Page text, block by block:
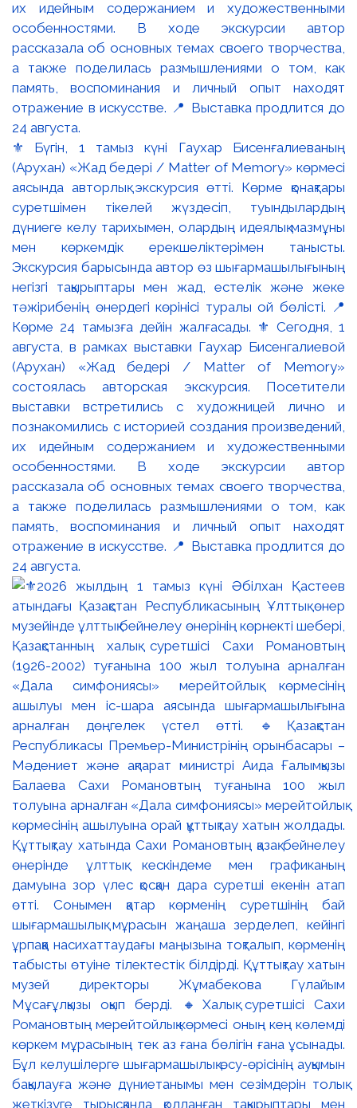
⚜️ Бүгін, 1 тамыз күні Гаухар Бисенғалиеваның
(Арухан) «Жад бедері / Matter of Memory» көрмесі
аясында авторлық экскурсия өтті. Көрме қонақтары
суретшімен тікелей жүздесіп, туындылардың
дүниеге келу тарихымен, олардың идеялық мазмұны
мен көркемдік ерекшеліктерімен танысты.
Экскурсия барысында автор өз шығармашылығының
негізгі тақырыптары мен жад, естелік және жеке
тәжірибенің өнердегі көрінісі туралы ой бөлісті. 📍
Көрме 24 тамызға дейін жалғасады. ⚜️ Сегодня, 1
августа, в рамках выставки Гаухар Бисенгалиевой
(Арухан) «Жад бедері / Matter of Memory»
состоялась авторская экскурсия. Посетители
выставки встретились с художницей лично и
познакомились с историей создания произведений,
их идейным содержанием и художественными
особенностями. В ходе экскурсии автор
рассказала об основных темах своего творчества,
а также поделилась размышлениями о том, как
память, воспоминания и личный опыт находят
отражение в искусстве. 📍 Выставка продлится до
24 августа.